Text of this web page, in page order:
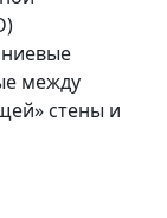
между
стены и